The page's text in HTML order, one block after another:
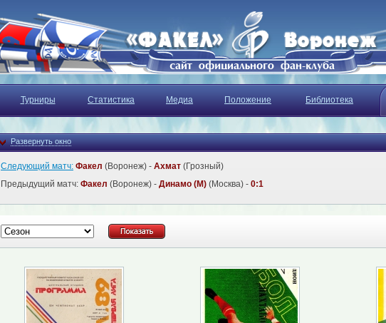
Турниры Статистика Медиа Положение Библиотека
Развернуть окно
Следующий матч: Факел (Воронеж) - Ахмат (Грозный)
Предыдущий матч: Факел (Воронеж) - Динамо (М) (Москва) - 0:1